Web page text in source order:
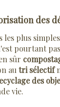
des
les plus
pourtant
sûr
au tri sélectif
des
vie.